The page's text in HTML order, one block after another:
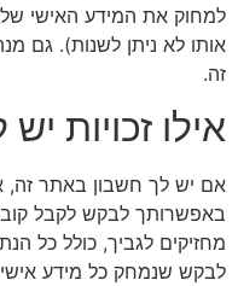
למחוק את המידע האישי
אותו לא ניתן לשנות). גם
זה.
אילו זכויות
אם יש לך חשבון באתר
באפשרותך לבקש לקבל
מחזיקים לגביך, כולל כל
לבקש שנמחק כל מידע אישי